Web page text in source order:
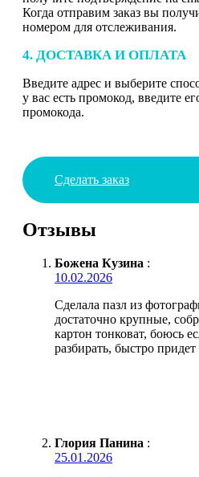
Когда отправим заказ вы
номером для отслеживания.
4. ДОСТАВКА И ОПЛАТА
Введите адрес и выберите
у вас есть промокод, введите
промокода.
Сделать заказ
Отзывы
Божена Кузина :
10.02.2026
Сделала пазл из
достаточно крупные,
картон тонковат, боюсь
разбирать, быстро придет
Глория Панина :
25.01.2026